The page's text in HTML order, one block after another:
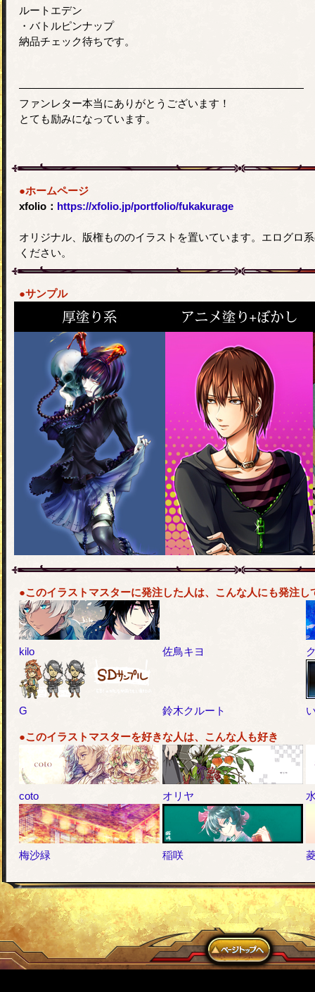
ルートエデン
・バトルピンナップ
納品チェック待ちです。
―――――――――――――――――――――――――――
ファンレター本当にありがとうございます！
とても励みになっています。
●ホームページ
xfolio： https://xfolio.jp/portfolio/fukakurage
オリジナル、版権もののイラストを置いています。エログロ
ください。
●サンプル
●このイラストマスターに発注した人は、こんな人にも発注し
kilo 佐鳥キヨ
G 鈴木クルート
●このイラストマスターを好きな人は、こんな人も好き
coto オリヤ
梅沙緑 稲咲